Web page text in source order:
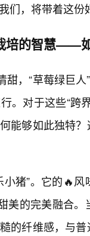
们，将带着这份
培的智慧——
甜，“草莓绿巨
。对于这些“跨
能够如此独特
小猪”。它的🔥
美的完美融合
的纤维感，与